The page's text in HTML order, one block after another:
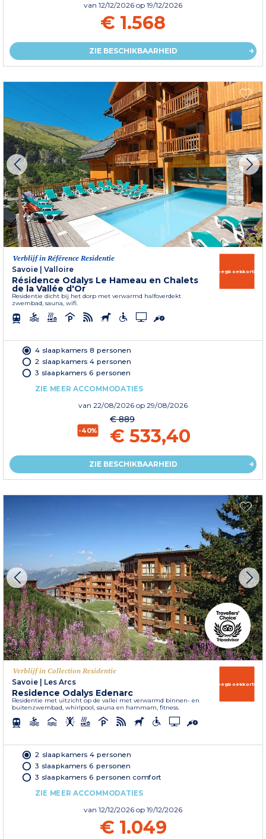
van 12/12/2026 op 19/12/2026
€ 1.568
ZIE BESCHIKBAARHEID
Verblijf in Référence Residentie
Savoie | Valloire
Résidence Odalys Le Hameau en Chalets
de la Vallée d'Or
Residentie dicht bij het dorp met verwarmd halfoverdekt
zwembad, sauna, wifi.
Vroegboekkorting
4 slaapkamers 8 personen
2 slaapkamers 4 personen
3 slaapkamers 6 personen
ZIE MEER ACCOMMODATIES
van 22/08/2026 op 29/08/2026
-40%
€ 889
€ 533,40
ZIE BESCHIKBAARHEID
Verblijf in Collection Residentie
Savoie | Les Arcs
Residence Odalys Edenarc
Residentie met uitzicht op de vallei met verwarmd binnen- en
buitenzwembad, whirlpool, sauna en hammam, fitness.
Vroegboekkorting
2 slaapkamers 4 personen
3 slaapkamers 6 personen
3 slaapkamers 6 personen comfort
ZIE MEER ACCOMMODATIES
van 12/12/2026 op 19/12/2026
€ 1.049